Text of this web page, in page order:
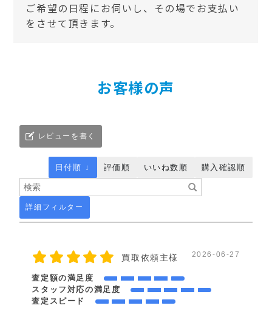
ご希望の日程にお伺いし、その場でお支払い
をさせて頂きます。
お客様の声
レビューを書く
詳細フィルター
日付順 ↓ 評価順 いいね数順 購入確認順
買取依頼主様 2026-06-27
査定額の満足度
スタッフ対応の満足度
査定スピード